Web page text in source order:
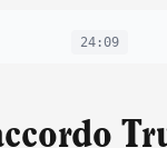
24:09